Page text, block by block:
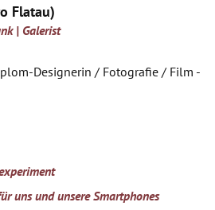
Flatau)
| Galerist
Designerin / Fotografie / Film -
uns und unsere Smartphones